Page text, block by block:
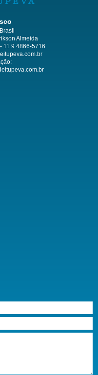
Almeida
11 9.4866-5716